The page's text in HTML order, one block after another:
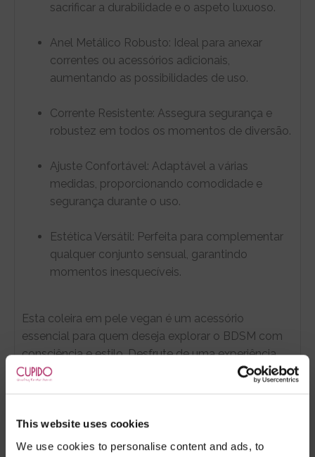
This website uses cookies
We use cookies to personalise content and ads, to
sacrificar a durabilidade e o aspeto luxuoso.
Anel Metálico Robusto: Ideal para anexar
correntes ou acessórios adicionais,
aumentando as possibilidades de uso.
Corrente Resistente: Assegura segurança e
robustez em todos os momentos de diversão.
Ajuste Confortável: Adaptável a várias
medidas, proporcionando comodidade e
segurança durante o uso.
Estética Versátil: Perfeita para complementar
qualquer conjunto sensual, garantindo
momentos inesquecíveis.
Esta coleira em pele vegan é um acessório
essencial para quem deseja explorar o BDSM com
consciência e estilo. Desfrute de uma experiência
enriquecedora e ecologicamente responsável.